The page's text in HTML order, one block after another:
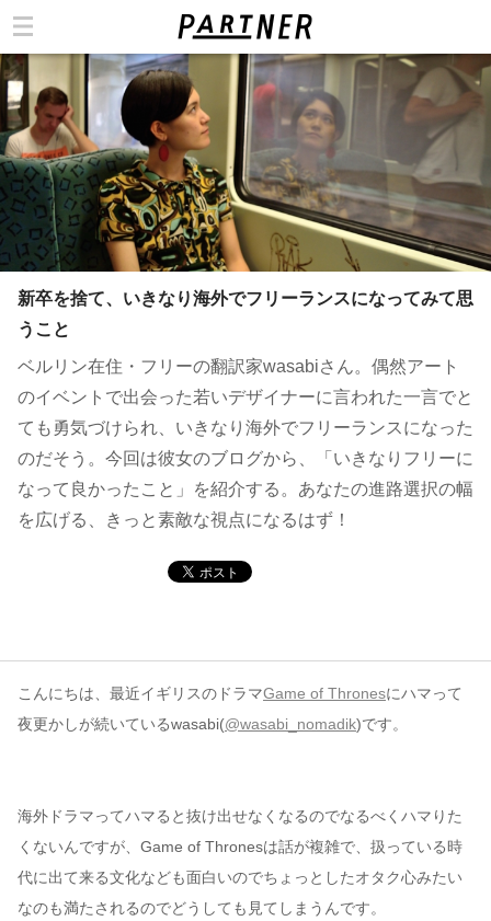
新卒を捨て、いきなり海外でフリーランスになってみて思
うこと
ベルリン在住・フリーの翻訳家wasabiさん。偶然アート
のイベントで出会った若いデザイナーに言われた一言でと
ても勇気づけられ、いきなり海外でフリーランスになった
のだそう。今回は彼女のブログから、「いきなりフリーに
なって良かったこと」を紹介する。あなたの進路選択の幅
を広げる、きっと素敵な視点になるはず！
こんにちは、最近イギリスのドラマGame of Thronesにハマって
夜更かしが続いているwasabi(@wasabi_nomadik)です。
海外ドラマってハマると抜け出せなくなるのでなるべくハマりた
くないんですが、Game of Thronesは話が複雑で、扱っている時
代に出て来る文化なども面白いのでちょっとしたオタク心みたい
なのも満たされるのでどうしても見てしまうんです。
カテゴリ